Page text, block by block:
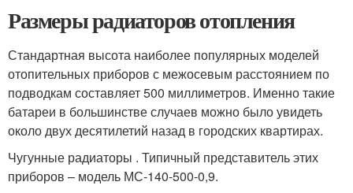
Размеры радиаторов отопления
Стандартная высота наиболее популярных моделей
отопительных приборов с межосевым расстоянием по
подводкам составляет 500 миллиметров. Именно такие
батареи в большинстве случаев можно было увидеть
около двух десятилетий назад в городских квартирах.
Чугунные радиаторы . Типичный представитель этих
приборов – модель МС-140-500-0,9.